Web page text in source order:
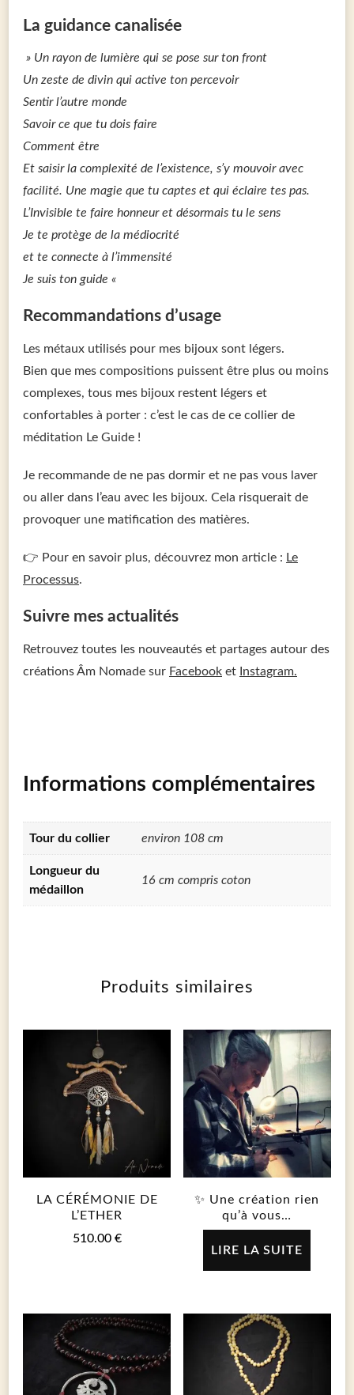
La guidance canalisée
» Un rayon de lumière qui se pose sur ton front
Un zeste de divin qui active ton percevoir
Sentir l’autre monde
Savoir ce que tu dois faire
Comment être
Et saisir la complexité de l’existence, s’y mouvoir avec
facilité. Une magie que tu captes et qui éclaire tes pas.
L’Invisible te faire honneur et désormais tu le sens
Je te protège de la médiocrité
et te connecte à l’immensité
Je suis ton guide «
Recommandations d’usage
Les métaux utilisés pour mes bijoux sont légers.
Bien que mes compositions puissent être plus ou moins
complexes, tous mes bijoux restent légers et
confortables à porter : c’est le cas de ce collier de
méditation Le Guide !
Je recommande de ne pas dormir et ne pas vous laver
ou aller dans l’eau avec les bijoux. Cela risquerait de
provoquer une matification des matières.
👉 Pour en savoir plus, découvrez mon article : Le
Processus.
Suivre mes actualités
Retrouvez toutes les nouveautés et partages autour des
créations Âm Nomade sur Facebook et Instagram.
Informations complémentaires
Tour du collier environ 108 cm
Longueur du
médaillon
16 cm compris coton
Produits similaires
LA CÉRÉMONIE DE
L’ETHER
510.00 €
✨ Une création rien
qu’à vous…
LIRE LA SUITE